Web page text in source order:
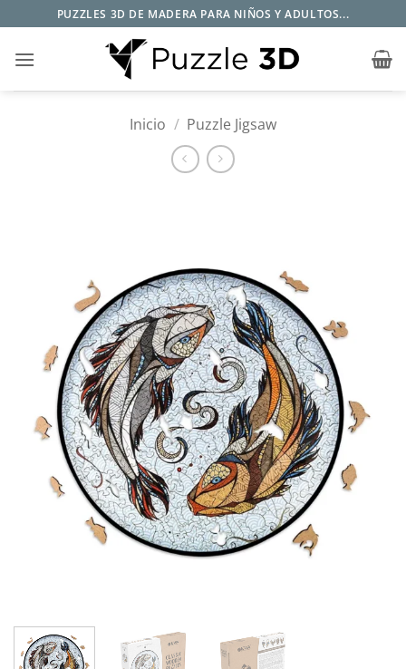
al
contenido
PUZZLES 3D DE MADERA PARA NIÑOS Y ADULTOS...
Inicio / Puzzle Jigsaw